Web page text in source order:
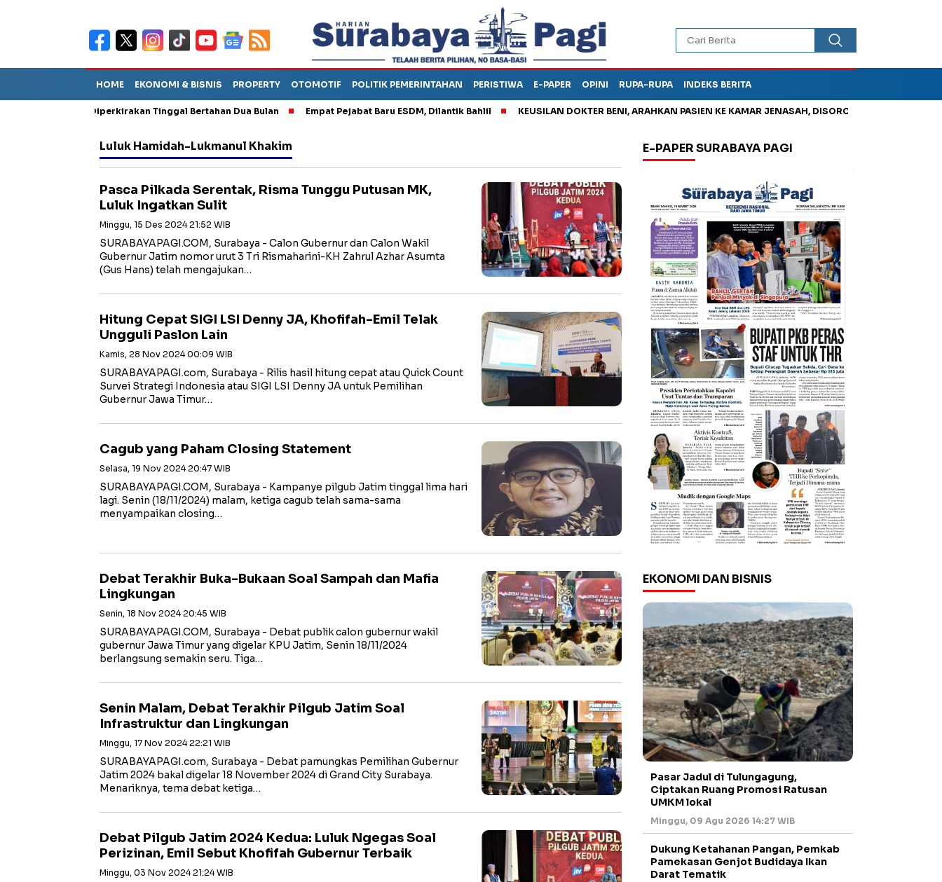
HOME EKONOMI & BISNIS PROPERTY OTOMOTIF POLITIK PEMERINTAHAN PERISTIWA E-PAPER OPINI RUPA-RUPA INDEKS BERITA
Sebut TPA Diperkirakan Tinggal Bertahan Dua Bulan Empat Pejabat Baru ESDM, Dilantik Bahlil KEUSILAN DOKTER BENI, ARAHKAN PASIEN KE KAMAR JENASAH, DISOROT
Luluk Hamidah-Lukmanul Khakim
Pasca Pilkada Serentak, Risma Tunggu Putusan MK,
Luluk Ingatkan Sulit
Minggu, 15 Des 2024 21:52 WIB
SURABAYAPAGI.COM, Surabaya - Calon Gubernur dan Calon Wakil
Gubernur Jatim nomor urut 3 Tri Rismaharini-KH Zahrul Azhar Asumta
(Gus Hans) telah mengajukan…
Hitung Cepat SIGI LSI Denny JA, Khofifah-Emil Telak
Ungguli Paslon Lain
Kamis, 28 Nov 2024 00:09 WIB
SURABAYAPAGI.com, Surabaya - Rilis hasil hitung cepat atau Quick Count
Survei Strategi Indonesia atau SIGI LSI Denny JA untuk Pemilihan
Gubernur Jawa Timur…
Cagub yang Paham Closing Statement
Selasa, 19 Nov 2024 20:47 WIB
SURABAYAPAGI.COM, Surabaya - Kampanye pilgub Jatim tinggal lima hari
lagi. Senin (18/11/2024) malam, ketiga cagub telah sama-sama
menyampaikan closing…
Debat Terakhir Buka-Bukaan Soal Sampah dan Mafia
Lingkungan
Senin, 18 Nov 2024 20:45 WIB
SURABAYAPAGI.COM, Surabaya - Debat publik calon gubernur wakil
gubernur Jawa Timur yang digelar KPU Jatim, Senin 18/11/2024
berlangsung semakin seru. Tiga…
Senin Malam, Debat Terakhir Pilgub Jatim Soal
Infrastruktur dan Lingkungan
Minggu, 17 Nov 2024 22:21 WIB
SURABAYAPAGI.com, Surabaya - Debat pamungkas Pemilihan Gubernur
Jatim 2024 bakal digelar 18 November 2024 di Grand City Surabaya.
Menariknya, tema debat ketiga…
Debat Pilgub Jatim 2024 Kedua: Luluk Ngegas Soal
Perizinan, Emil Sebut Khofifah Gubernur Terbaik
Minggu, 03 Nov 2024 21:24 WIB
E-PAPER SURABAYA PAGI
EKONOMI DAN BISNIS
Pasar Jadul di Tulungagung,
Ciptakan Ruang Promosi Ratusan
UMKM lokal
Minggu, 09 Agu 2026 14:27 WIB
Dukung Ketahanan Pangan, Pemkab
Pamekasan Genjot Budidaya Ikan
Darat Tematik